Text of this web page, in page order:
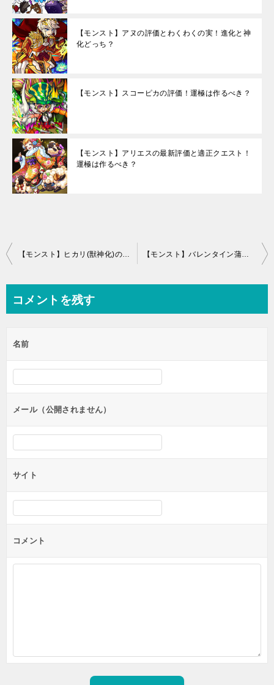
【モンスト】アヌの評価とわくわくの実！進化と神
化どっち？
【モンスト】スコーピカの評価！運極は作るべき？
【モンスト】アリエスの最新評価と適正クエスト！
運極は作るべき？
投
ビ
ー
シ
ン
【モンスト】ヒカリ(獣神化)の評価！わくわくの実と適正クエスト 【モンスト】バレンタイン蒲公英(タンポポ)の最新評価とステータス
コメントを残す
名前
メール（公開されません）
サイト
コメント